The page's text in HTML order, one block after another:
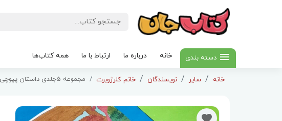
دسته بندی خانه درباره ما ارتباط با ما همه کتاب‌ها
خانه سایر نویسندگان خانم کلرژوبرت مجموعه 5جلدی داستان پپوچی